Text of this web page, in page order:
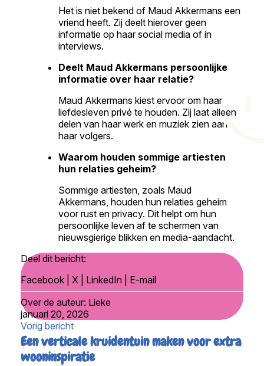
Het is niet bekend of Maud Akkermans een
vriend heeft. Zij deelt hierover geen
informatie op haar social media of in
interviews.
Deelt Maud Akkermans persoonlijke
informatie over haar relatie?
Maud Akkermans kiest ervoor om haar
liefdesleven privé te houden. Zij laat alleen
delen van haar werk en muziek zien aan
haar volgers.
Waarom houden sommige artiesten
hun relaties geheim?
Sommige artiesten, zoals Maud
Akkermans, houden hun relaties geheim
voor rust en privacy. Dit helpt om hun
persoonlijke leven af te schermen van
nieuwsgierige blikken en media-aandacht.
Deel dit bericht:
Facebook| X LinkedIn| E-mail
Over de auteur: Lieke
januari 20, 2026
Vorig bericht
Een verticale kruidentuin maken voor extra
wooninspiratie